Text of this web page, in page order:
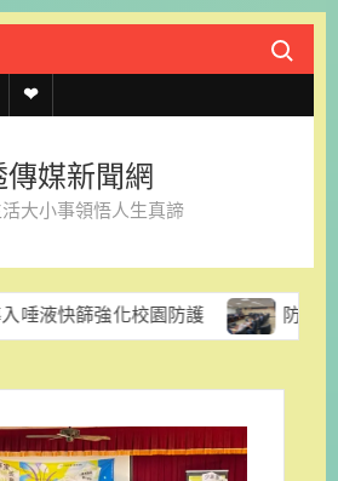
Search
官
LINE
媒新聞網
大小事領悟人生真諦
校園防護 防範颱風停電風險